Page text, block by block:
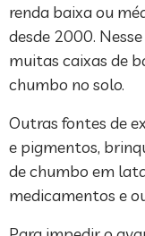
renda baixa ou
desde 2000.
muitas caixas de
chumbo no solo.
Outras fontes de
e pigmentos,
de chumbo em
medicamentos e